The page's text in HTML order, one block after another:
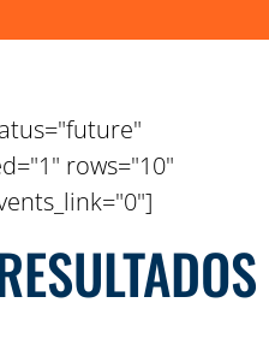
rows="10"